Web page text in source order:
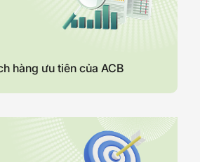
hàng ưu tiên của ACB